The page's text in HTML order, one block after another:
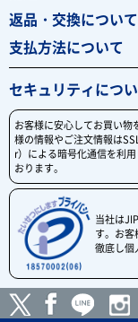
返品・交換について
支払方法について
セキュリティにつ
お客様に安心してお買い
様の情報やご注文情報は
r）による暗号化通信を利
おります。
当社は
す。お
徹底し個